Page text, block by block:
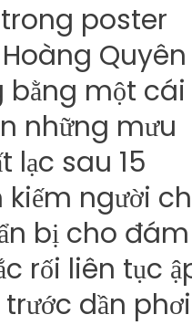
poster
Quyên
một cái
những mưu
lạc sau 15
người
bị cho đám
rối liên tục
dần phơi